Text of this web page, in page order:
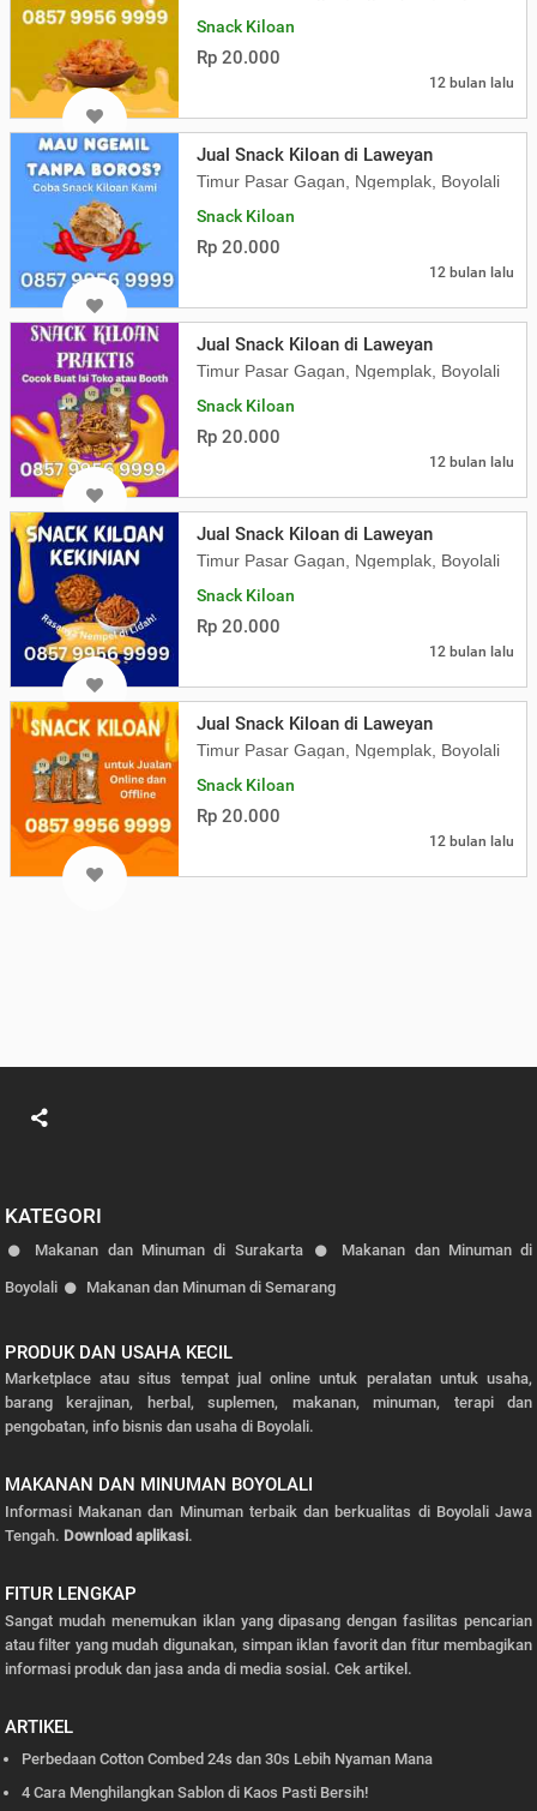
Snack Kiloan
Rp 20.000
12 bulan lalu
Jual Snack Kiloan di Laweyan
Timur Pasar Gagan, Ngemplak, Boyolali
Snack Kiloan
Rp 20.000
12 bulan lalu
Jual Snack Kiloan di Laweyan
Timur Pasar Gagan, Ngemplak, Boyolali
Snack Kiloan
Rp 20.000
12 bulan lalu
Jual Snack Kiloan di Laweyan
Timur Pasar Gagan, Ngemplak, Boyolali
Snack Kiloan
Rp 20.000
12 bulan lalu
Jual Snack Kiloan di Laweyan
Timur Pasar Gagan, Ngemplak, Boyolali
Snack Kiloan
Rp 20.000
12 bulan lalu
KATEGORI
Makanan dan Minuman di Surakarta Makanan dan Minuman di
Boyolali Makanan dan Minuman di Semarang
PRODUK DAN USAHA KECIL
Marketplace atau situs tempat jual online untuk peralatan untuk usaha,
barang kerajinan, herbal, suplemen, makanan, minuman, terapi dan
pengobatan, info bisnis dan usaha di Boyolali.
MAKANAN DAN MINUMAN BOYOLALI
Informasi Makanan dan Minuman terbaik dan berkualitas di Boyolali Jawa
Tengah. Download aplikasi.
FITUR LENGKAP
Sangat mudah menemukan iklan yang dipasang dengan fasilitas pencarian
atau filter yang mudah digunakan, simpan iklan favorit dan fitur membagikan
informasi produk dan jasa anda di media sosial. Cek artikel.
ARTIKEL
Perbedaan Cotton Combed 24s dan 30s Lebih Nyaman Mana
4 Cara Menghilangkan Sablon di Kaos Pasti Bersih!